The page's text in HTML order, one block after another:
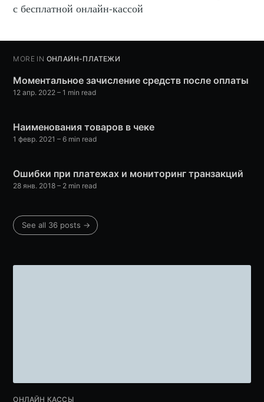
с бесплатной онлайн-кассой
MORE IN ОНЛАЙН-ПЛАТЕЖИ
Моментальное зачисление средств после оплаты
12 апр. 2022 – 1 min read
Наименования товаров в чеке
1 февр. 2021 – 6 min read
Ошибки при платежах и мониторинг транзакций
28 янв. 2018 – 2 min read
See all 36 posts →
ОНЛАЙН КАССЫ